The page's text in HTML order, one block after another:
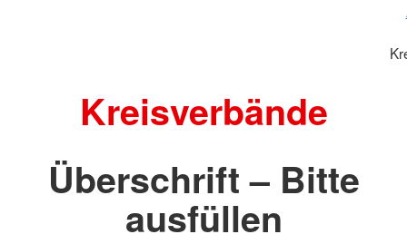
Kreisverbände
Überschrift – Bitte
ausfüllen